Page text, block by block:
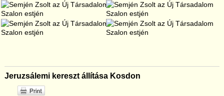
Jeruzsálemi kereszt állítása Kosdon